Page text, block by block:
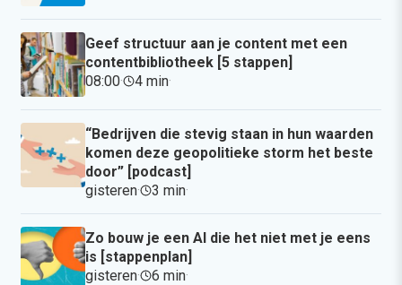
Geef structuur aan je content met een
contentbibliotheek [5 stappen]
08:00· 4 min·
“Bedrijven die stevig staan in hun waarden
komen deze geopolitieke storm het beste
door” [podcast]
gisteren· 3 min·
Zo bouw je een AI die het niet met je eens
is [stappenplan]
gisteren· 6 min·